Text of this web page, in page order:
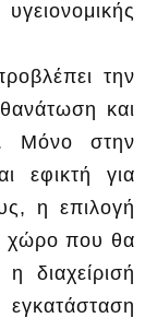
την
και
Μόνο στην
εφικτή για
η επιλογή
χώρο που θα
διαχείρισή